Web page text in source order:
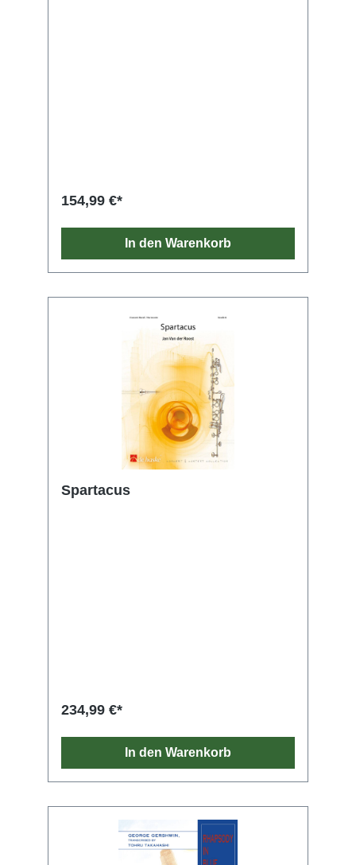
154,99 €*
In den Warenkorb
Spartacus
234,99 €*
In den Warenkorb